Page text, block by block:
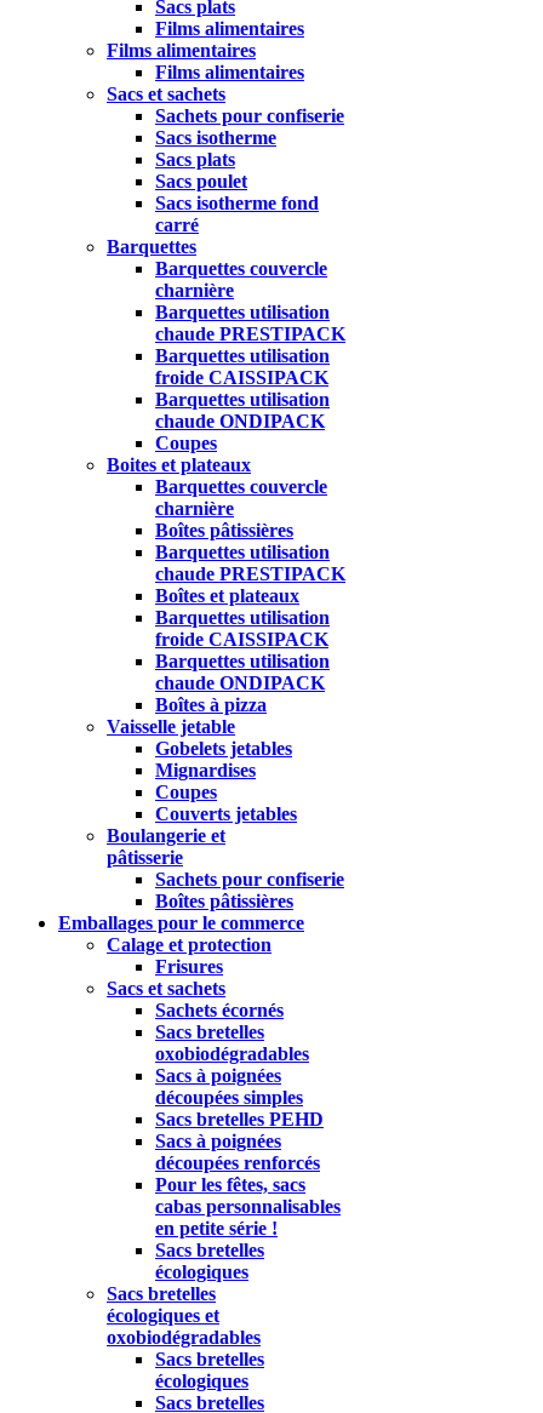
Sacs plats
Films alimentaires
Films alimentaires
Films alimentaires
Sacs et sachets
Sachets pour confiserie
Sacs isotherme
Sacs plats
Sacs poulet
Sacs isotherme fond
carré
Barquettes
Barquettes couvercle
charnière
Barquettes utilisation
chaude PRESTIPACK
Barquettes utilisation
froide CAISSIPACK
Barquettes utilisation
chaude ONDIPACK
Coupes
Boites et plateaux
Barquettes couvercle
charnière
Boîtes pâtissières
Barquettes utilisation
chaude PRESTIPACK
Boîtes et plateaux
Barquettes utilisation
froide CAISSIPACK
Barquettes utilisation
chaude ONDIPACK
Boîtes à pizza
Vaisselle jetable
Gobelets jetables
Mignardises
Coupes
Couverts jetables
Boulangerie et
pâtisserie
Sachets pour confiserie
Boîtes pâtissières
Emballages pour le commerce
Calage et protection
Frisures
Sacs et sachets
Sachets écornés
Sacs bretelles
oxobiodégradables
Sacs à poignées
découpées simples
Sacs bretelles PEHD
Sacs à poignées
découpées renforcés
Pour les fêtes, sacs
cabas personnalisables
en petite série !
Sacs bretelles
écologiques
Sacs bretelles
écologiques et
oxobiodégradables
Sacs bretelles
écologiques
Sacs bretelles